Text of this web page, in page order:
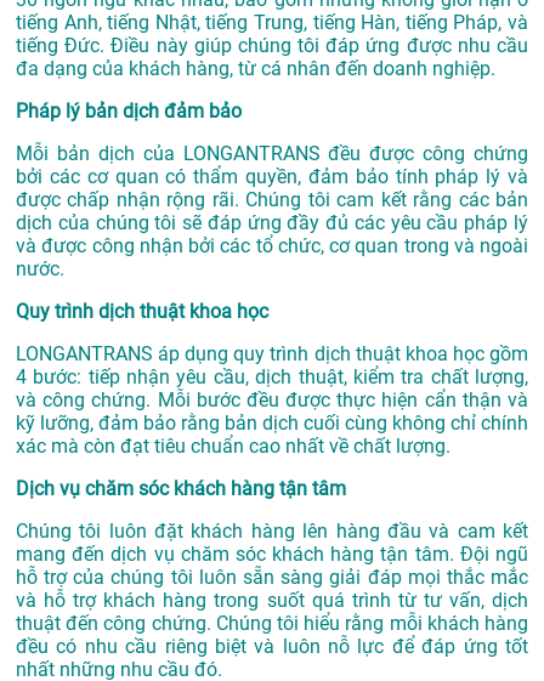
tiếng Anh, tiếng Nhật, tiếng Trung, tiếng Hàn, tiếng Pháp, và
tiếng Đức. Điều này giúp chúng tôi đáp ứng được nhu cầu
đa dạng của khách hàng, từ cá nhân đến doanh nghiệp.
Pháp lý bản dịch đảm bảo
Mỗi bản dịch của LONGANTRANS đều được công chứng
bởi các cơ quan có thẩm quyền, đảm bảo tính pháp lý và
được chấp nhận rộng rãi. Chúng tôi cam kết rằng các bản
dịch của chúng tôi sẽ đáp ứng đầy đủ các yêu cầu pháp lý
và được công nhận bởi các tổ chức, cơ quan trong và ngoài
nước.
Quy trình dịch thuật khoa học
LONGANTRANS áp dụng quy trình dịch thuật khoa học gồm
4 bước: tiếp nhận yêu cầu, dịch thuật, kiểm tra chất lượng,
và công chứng. Mỗi bước đều được thực hiện cẩn thận và
kỹ lưỡng, đảm bảo rằng bản dịch cuối cùng không chỉ chính
xác mà còn đạt tiêu chuẩn cao nhất về chất lượng.
Dịch vụ chăm sóc khách hàng tận tâm
Chúng tôi luôn đặt khách hàng lên hàng đầu và cam kết
mang đến dịch vụ chăm sóc khách hàng tận tâm. Đội ngũ
hỗ trợ của chúng tôi luôn sẵn sàng giải đáp mọi thắc mắc
và hỗ trợ khách hàng trong suốt quá trình từ tư vấn, dịch
thuật đến công chứng. Chúng tôi hiểu rằng mỗi khách hàng
đều có nhu cầu riêng biệt và luôn nỗ lực để đáp ứng tốt
nhất những nhu cầu đó.